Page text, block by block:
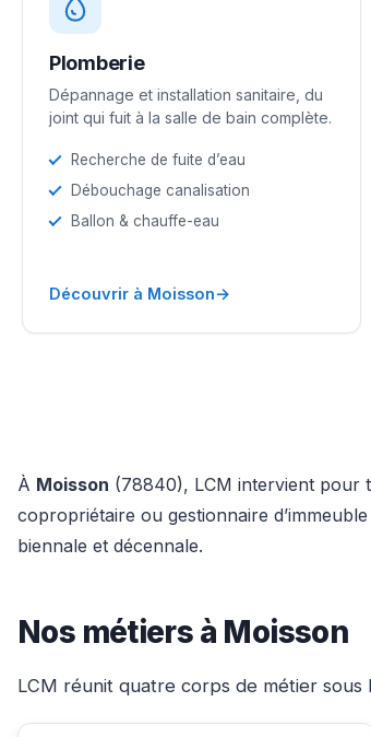
Plomberie
Dépannage et installation sanitaire, du
joint qui fuit à la salle de bain complète.
Recherche de fuite d’eau
Débouchage canalisation
Ballon & chauffe-eau
Découvrir à Moisson→
À Moisson (78840), LCM intervient pour
copropriétaire ou gestionnaire
biennale et décennale.
Nos métiers à Moisson
LCM réunit quatre corps de métier